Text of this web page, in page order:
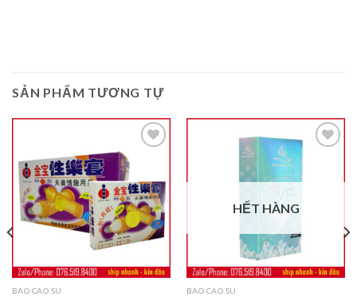
SẢN PHẨM TƯƠNG TỰ
Thêm
vào
Ưa
Thích
BAO CAO SU
HẾT HÀNG
BAO CAO SU